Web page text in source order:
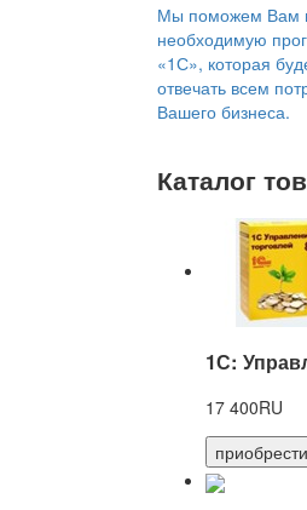
Мы поможем Вам
необходимую
«1С», которая
отвечать всем
Вашего бизнеса.
Каталог
1С:
17 400RU
приобрести